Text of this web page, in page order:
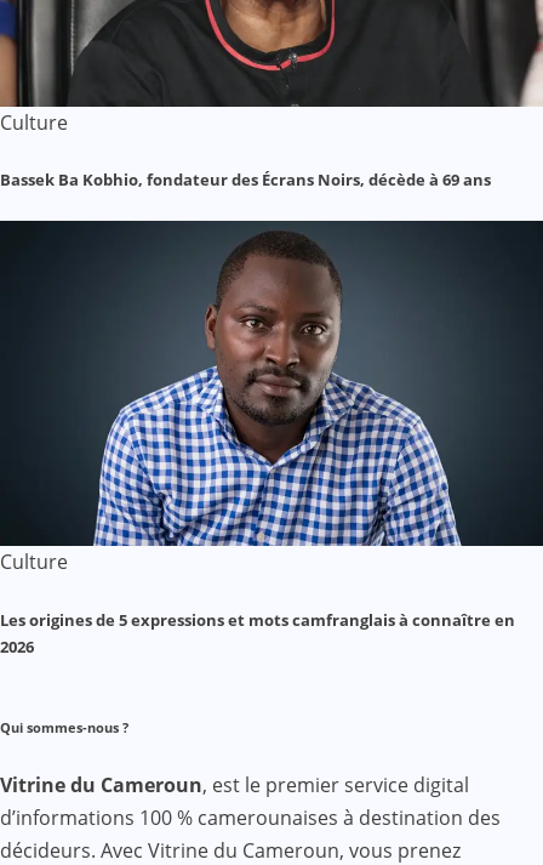
Culture
Bassek Ba Kobhio, fondateur des Écrans Noirs, décède à 69 ans
Culture
Les origines de 5 expressions et mots camfranglais à connaître en
2026
Qui sommes-nous ?
Vitrine du Cameroun, est le premier service digital
d’informations 100 % camerounaises à destination des
décideurs. Avec Vitrine du Cameroun, vous prenez